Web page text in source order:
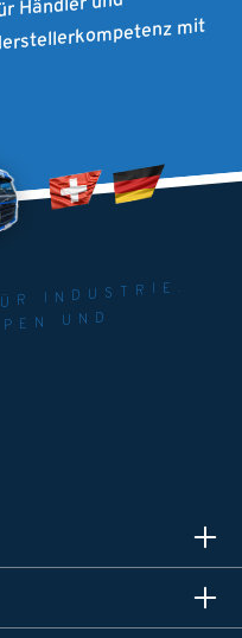
Händler und mit
INDUSTRIE.
UND